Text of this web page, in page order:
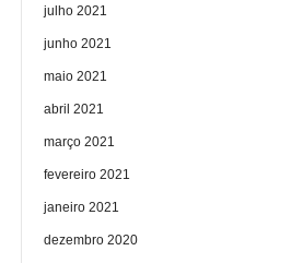
julho 2021
junho 2021
maio 2021
abril 2021
março 2021
fevereiro 2021
janeiro 2021
dezembro 2020